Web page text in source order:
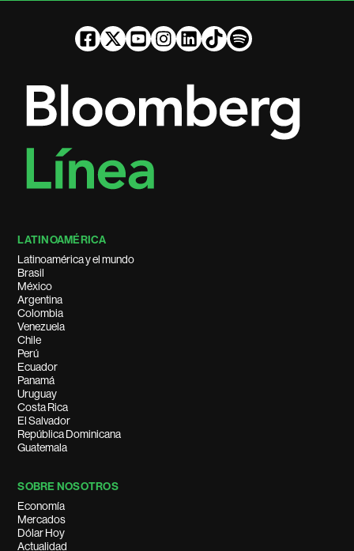
LATINOAMÉRICA
Latinoamérica y el mundo
Brasil
México
Argentina
Colombia
Venezuela
Chile
Perú
Ecuador
Panamá
Uruguay
Costa Rica
El Salvador
República Dominicana
Guatemala
SOBRE NOSOTROS
Economía
Mercados
Dólar Hoy
Actualidad